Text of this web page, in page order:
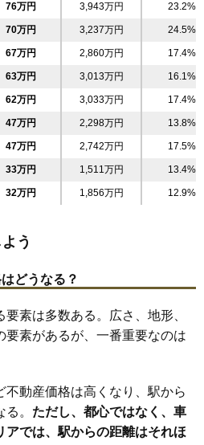
82万円 2,984万円 23.7%
82万円 4,168万円 21.9%
81万円 3,396万円 22.9%
81万円 4,074万円 23.2%
80万円 3,342万円 29.7%
77万円 4,231万円 30.0%
76万円 3,046万円 20.9%
74万円 2,529万円 21.1%
74万円 4,986万円 27.4%
74万円
71万円 3,632万円 26.7%
70万円 3,391万円 26.6%
68万円 2,716万円 21.9%
67万円 2,432万円 23.0%
66万円 2,056万円 23.8%
65万円 2,610万円 21.2%
76万円 3,943万円 23.2%
70万円 3,237万円 24.5%
67万円 2,860万円 17.4%
63万円 3,013万円 16.1%
62万円 3,033万円 17.4%
47万円 2,298万円 13.8%
47万円 2,742万円 17.5%
33万円 1,511万円 13.4%
32万円 1,856万円 12.9%
う
どうなる？
素は多数ある。広さ、地形、
要素があるが、一番重要なのは
動産価格は高くなり、駅から
。 ただし、都心ではなく、車
アでは、駅からの距離はそれほ